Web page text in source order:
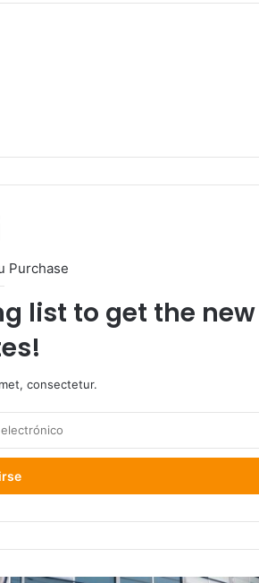
Purchase
list to get the new
consectetur.